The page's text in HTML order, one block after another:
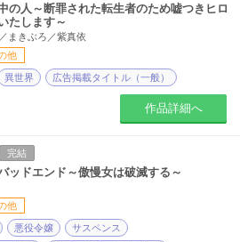
の人～断罪された転生者のため嘘つきヒロ
たします～
まきぶろ／紫真依
他
異世界 広告掲載タイトル（一般）
作品詳細へ
完結
ッドエンド～傲慢女は破滅する～
他
悪役令嬢
サスペンス